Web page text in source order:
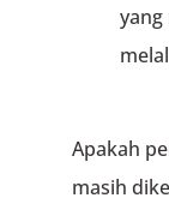
yang
Apakah
masih